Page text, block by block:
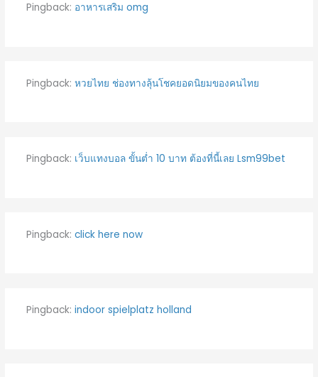
Pingback: อาหารเสริม omg
Pingback: หวยไทย ช่องทางลุ้นโชคยอดนิยมของคนไทย
Pingback: เว็บแทงบอล ขั้นต่ำ 10 บาท ต้องที่นี้เลย Lsm99bet
Pingback: click here now
Pingback: indoor spielplatz holland